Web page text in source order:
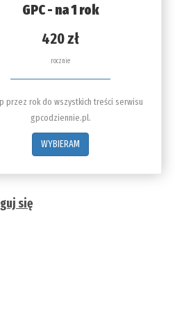
GPC - na 1 rok
420 zł
rocznie
przez rok do wszystkich treści serwisu
gpcodziennie.pl.
WYBIERAM
się